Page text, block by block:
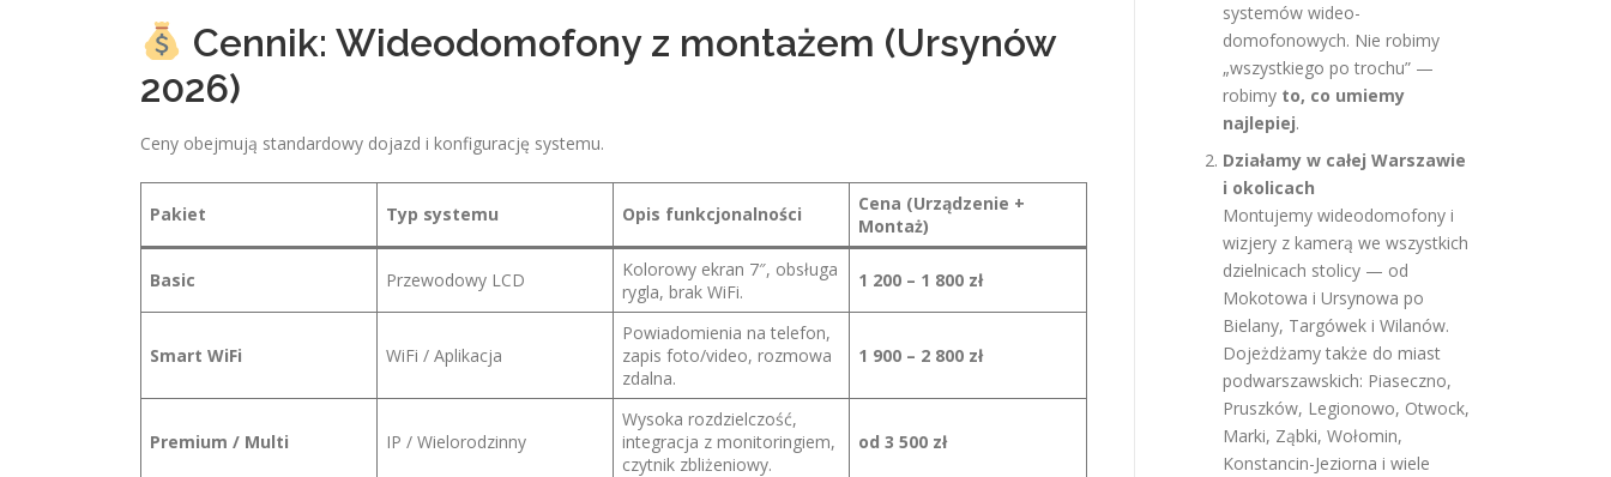
Cennik: Wideodomofony z montażem (Ursynów
2026)
Ceny obejmują standardowy dojazd i konfigurację systemu.
Pakiet Typ systemu Opis funkcjonalności
Cena (Urządzenie +
Montaż)
Basic Przewodowy LCD
Kolorowy ekran 7″, obsługa
rygla, brak WiFi.
1 200 – 1 800 zł
Smart WiFi WiFi / Aplikacja
Powiadomienia na telefon,
zapis foto/video, rozmowa
zdalna.
1 900 – 2 800 zł
Premium / Multi IP / Wielorodzinny
Wysoka rozdzielczość,
integracja z monitoringiem,
czytnik zbliżeniowy.
od 3 500 zł
systemów wideo-
domofonowych. Nie robimy
„wszystkiego po trochu” —
robimy to, co umiemy
najlepiej.
Działamy w całej Warszawie
i okolicach
Montujemy wideodomofony i
wizjery z kamerą we wszystkich
dzielnicach stolicy — od
Mokotowa i Ursynowa po
Bielany, Targówek i Wilanów.
Dojeżdżamy także do miast
podwarszawskich: Piaseczno,
Pruszków, Legionowo, Otwock,
Marki, Ząbki, Wołomin,
Konstancin-Jeziorna i wiele